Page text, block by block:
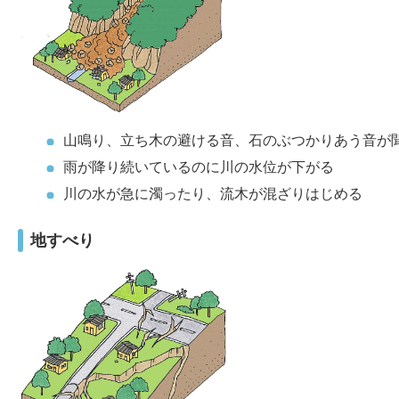
山鳴り、立ち木の避ける音、石のぶつかりあう音が
雨が降り続いているのに川の水位が下がる
川の水が急に濁ったり、流木が混ざりはじめる
地すべり